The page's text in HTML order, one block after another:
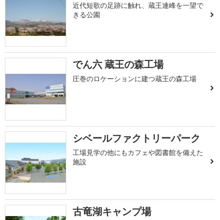
近代短歌の足跡に触れ、蔵王連峰を一望で
きる公園
でん六 蔵王の森工場
圧巻のロケーションに建つ蔵王の森工場
シベールファクトリーパーク
工場見学の他にもカフェや図書館を備えた
施設
古竜湖キャンプ場